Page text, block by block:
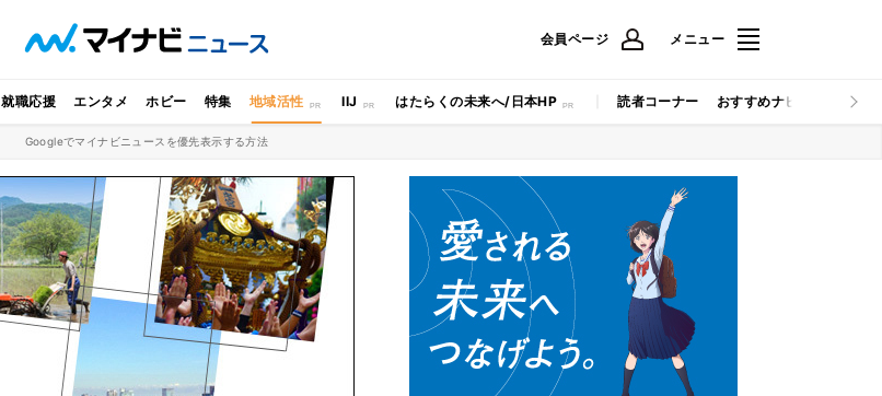
会員ページ メニュー
就職応援 エンタメ ホビー 特集 地域活性 IIJ はたらくの未来へ/日本HP 読者コーナー おすすめナビ マイナビ
Googleでマイナビニュースを優先表示する方法